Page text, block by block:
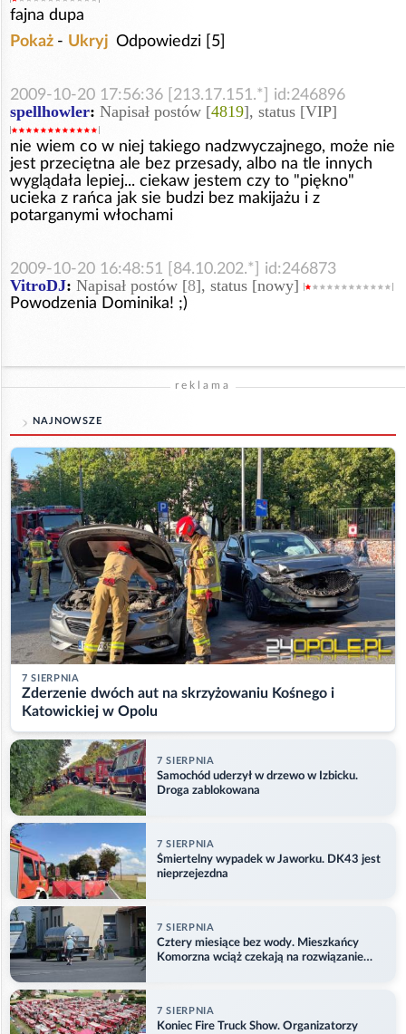
fajna dupa
Pokaż - Ukryj Odpowiedzi [5]
2009-10-20 17:56:36 [213.17.151.*] id:246896
spellhowler: Napisał postów [4819], status [VIP]
nie wiem co w niej takiego nadzwyczajnego, może nie
jest przeciętna ale bez przesady, albo na tle innych
wyglądała lepiej... ciekaw jestem czy to "piękno"
ucieka z rańca jak sie budzi bez makijażu i z
potarganymi włochami
2009-10-20 16:48:51 [84.10.202.*] id:246873
VitroDJ: Napisał postów [8], status [nowy]
Powodzenia Dominika! ;)
reklama
NAJNOWSZE
7 SIERPNIA
Zderzenie dwóch aut na skrzyżowaniu Kośnego i
Katowickiej w Opolu
7 SIERPNIA
Samochód uderzył w drzewo w Izbicku.
Droga zablokowana
7 SIERPNIA
Śmiertelny wypadek w Jaworku. DK43 jest
nieprzejezdna
7 SIERPNIA
Cztery miesiące bez wody. Mieszkańcy
Komorzna wciąż czekają na rozwiązanie
7 SIERPNIA
Koniec Fire Truck Show. Organizatorzy